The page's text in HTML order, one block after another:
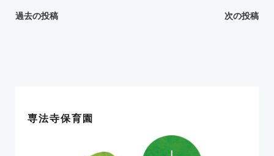
投
ビ
過去の投稿 次の投稿
専法寺保育園